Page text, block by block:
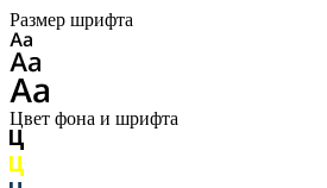
Размер шрифта
Цвет фона и шрифта